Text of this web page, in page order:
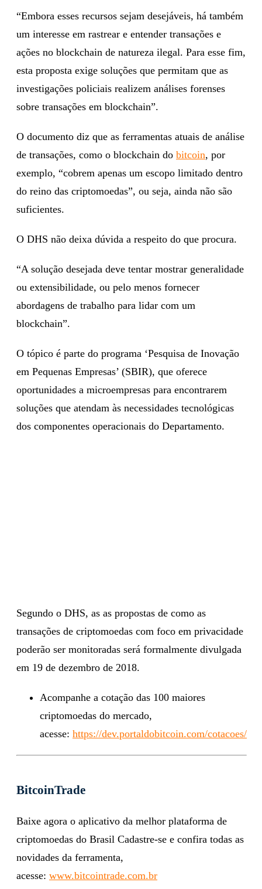
“Embora esses recursos sejam desejáveis, há também
um interesse em rastrear e entender transações e
ações no blockchain de natureza ilegal. Para esse fim,
esta proposta exige soluções que permitam que as
investigações policiais realizem análises forenses
sobre transações em blockchain”.
O documento diz que as ferramentas atuais de análise
de transações, como o blockchain do bitcoin, por
exemplo, “cobrem apenas um escopo limitado dentro
do reino das criptomoedas”, ou seja, ainda não são
suficientes.
O DHS não deixa dúvida a respeito do que procura.
“A solução desejada deve tentar mostrar generalidade
ou extensibilidade, ou pelo menos fornecer
abordagens de trabalho para lidar com um
blockchain”.
O tópico é parte do programa ‘Pesquisa de Inovação
em Pequenas Empresas’ (SBIR), que oferece
oportunidades a microempresas para encontrarem
soluções que atendam às necessidades tecnológicas
dos componentes operacionais do Departamento.
Segundo o DHS, as as propostas de como as
transações de criptomoedas com foco em privacidade
poderão ser monitoradas será formalmente divulgada
em 19 de dezembro de 2018.
Acompanhe a cotação das 100 maiores
criptomoedas do mercado,
acesse: https://dev.portaldobitcoin.com/cotacoes/
BitcoinTrade
Baixe agora o aplicativo da melhor plataforma de
criptomoedas do Brasil Cadastre-se e confira todas as
novidades da ferramenta,
acesse: www.bitcointrade.com.br